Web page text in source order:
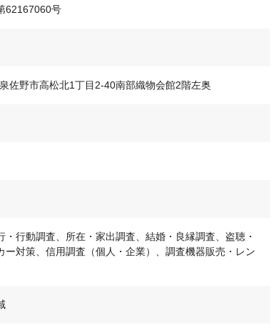
62167060号
佐野市高松北1丁目2-40南部織物会館2階左奥
・行動調査、所在・家出調査、結婚・良縁調査、盗聴・
ー対策、信用調査（個人・企業）、調査機器販売・レン